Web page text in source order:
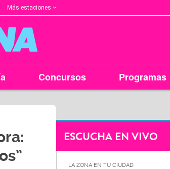
Más estaciones
Concursos Programas
ESCUCHA EN VIVO
LA ZONA EN TU CIUDAD